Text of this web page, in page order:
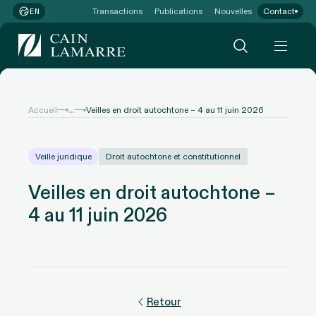
EN Transactions Publications Nouvelles Contact
Accueil ... Veilles en droit autochtone – 4 au 11 juin 2026
Veille juridique Droit autochtone et constitutionnel
Veilles en droit autochtone –
4 au 11 juin 2026
Retour